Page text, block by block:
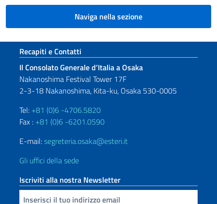
Naviga nella sezione
Sezione footer
Recapiti e Contatti
Il Consolato Generale d’Italia a Osaka
Nakanoshima Festival Tower 17F
2-3-18 Nakanoshima, Kita-ku, Osaka 530-0005
Tel: +81 (0)6 -4706.5820
Fax : +81 (0)6 -6201.0590
E-mail:segreteria.osaka@esteri.it
Gli uffici della sede
Iscriviti alla nostra Newsletter
Inserisci la tua email